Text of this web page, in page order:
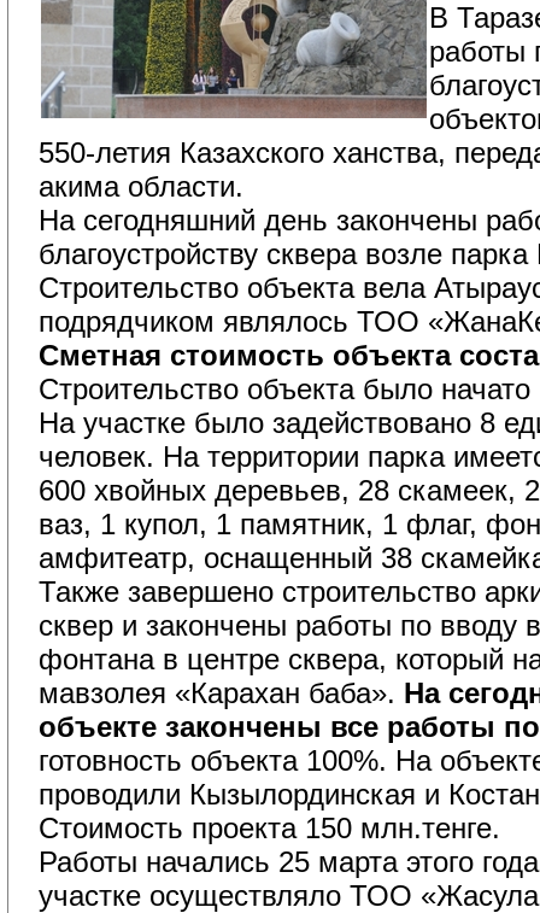
В
работы
550-летия Казахского ханства,
акима области.
На сегодняшний день закончены
благоустройству сквера возле
Строительство объекта вела
подрядчиком являлось ТОО
Сметная стоимость объекта
Строительство объекта было
На участке было задействовано 8
человек. На территории парка
600 хвойных деревьев, 28 скамеек,
ваз, 1 купол, 1 памятник, 1 флаг,
амфитеатр, оснащенный 38
Также завершено строительство
сквер и закончены работы по вводу
фонтана в центре сквера, который
мавзолея «Карахан баба». На
объекте закончены все работы
готовность объекта 100%. На
проводили Кызылординская и
Стоимость проекта 150 млн.тенге.
Работы начались 25 марта этого
участке осуществляло ТОО